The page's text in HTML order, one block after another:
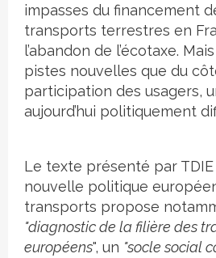
impasses du financement
transports terrestres en
l’abandon de l’écotaxe.
pistes nouvelles que du
participation des usagers,
aujourd’hui politiquement
Le texte présenté par
nouvelle politique
transports propose
"diagnostic de la filière des
européens", un "socle social